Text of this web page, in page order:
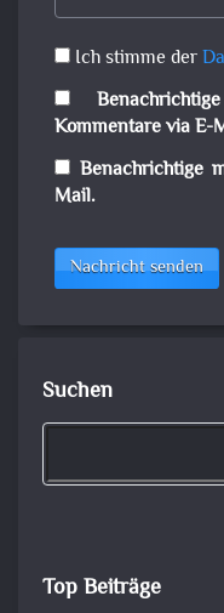
Ich stimme der
Kommentare via E-
Benachrichtige
Mail.
Nachricht senden
Suchen
Top Beiträge